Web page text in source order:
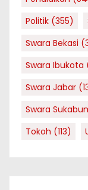
Politik (355)
Swara Bekasi
Swara Ibukota
Swara Jabar
Swara
Tokoh (113)